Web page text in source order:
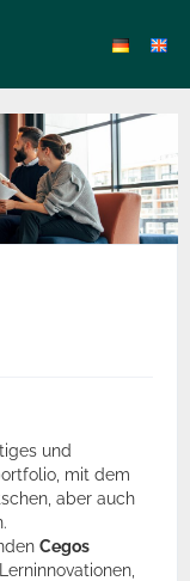
und
mit dem
aber auch
Cegos